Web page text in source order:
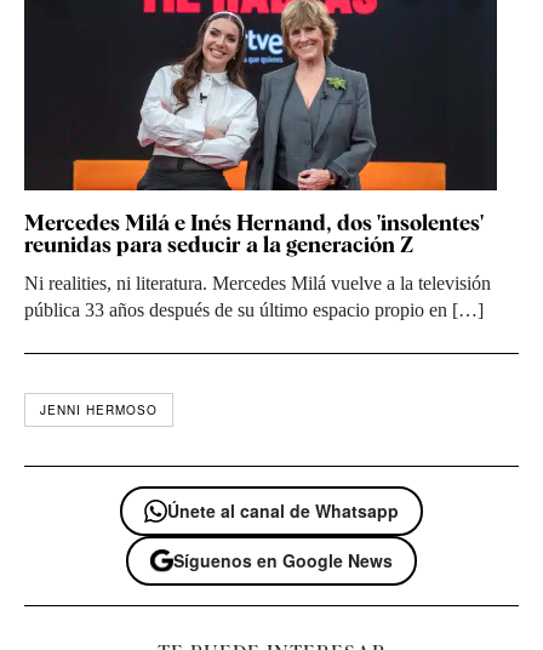
Mercedes Milá e Inés Hernand, dos 'insolentes'
reunidas para seducir a la generación Z
Ni realities, ni literatura. Mercedes Milá vuelve a la televisión
pública 33 años después de su último espacio propio en […]
JENNI HERMOSO
Únete al canal de Whatsapp
Síguenos en Google News